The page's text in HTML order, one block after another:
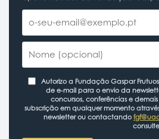
Autorizo a Fundação Gaspar
de e-mail para o envio da
concursos, conferências e
subscrição em qualquer momento
newsletter ou contactando